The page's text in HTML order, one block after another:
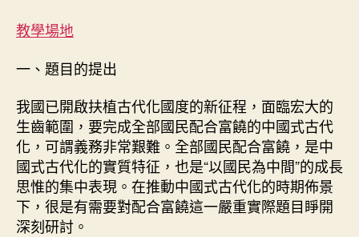
共
享
空
間
國
式
古
教學場地
一、題目的提出
我國已開啟扶植古代化國度的新征程，面臨宏大的
生齒範圍，要完成全部國民配合富饒的中國式古代
化，可謂義務非常艱難。全部國民配合富饒，是中
國式古代化的實質特征，也是“以國民為中間”的成長
思惟的集中表現。在推動中國式古代化的時期佈景
下，很是有需要對配合富饒這一嚴重實際題目睜開
深刻研討。